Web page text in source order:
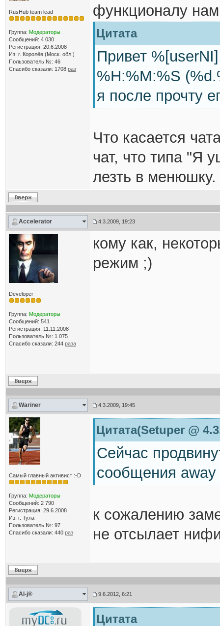
RusHub team lead
Группа: Модераторы
Сообщений: 4 030
Регистрация: 20.6.2008
Из: г. Королёв (Моск. обл.)
Пользователь №: 46
Спасибо сказали: 1708 раз
функционалу
Цитата
Привет
%H:%M:%S
я после прочту
Что касается
чат, что типа "Я
лезть в менюшку.
Accelerator 4.3.2009, 19:23
Developer
Группа: Модераторы
Сообщений: 541
Регистрация: 11.11.2008
Пользователь №: 1 075
Спасибо сказали: 244 раза
кому как,
режим ;)
Wariner 4.3.2009, 19:45
Самый главный активист :-D
Группа: Модераторы
Сообщений: 2 790
Регистрация: 29.6.2008
Из: г. Тула
Пользователь №: 97
Спасибо сказали: 440 раз
Цитата(Setuper @
Сейчас
сообщения away
к сожалению
не отсылает
Al-j® 9.6.2012, 6:21
Цитата